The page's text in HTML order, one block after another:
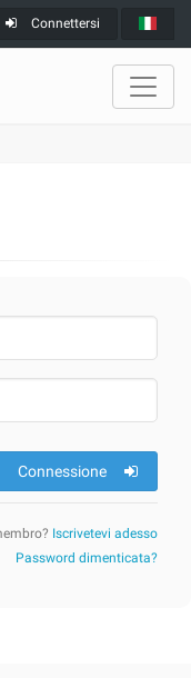
Connettersi
Connessione
Iscrivetevi adesso
Password dimenticata?